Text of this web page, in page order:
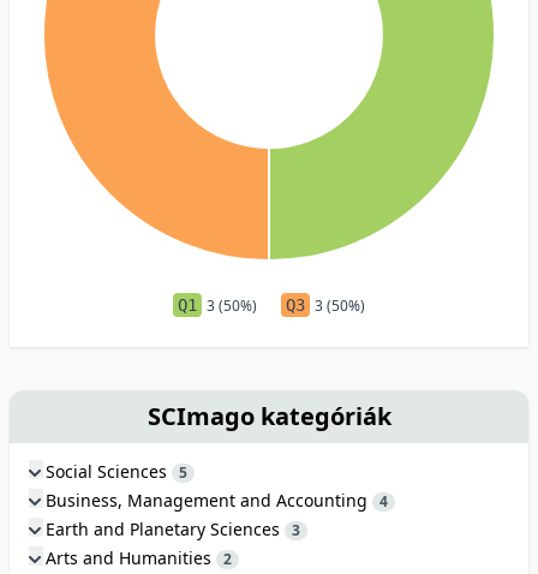
Q1 3 (50%) Q3 3 (50%)
SCImago kategóriák
Social Sciences 5
Business, Management and Accounting 4
Earth and Planetary Sciences 3
Arts and Humanities 2